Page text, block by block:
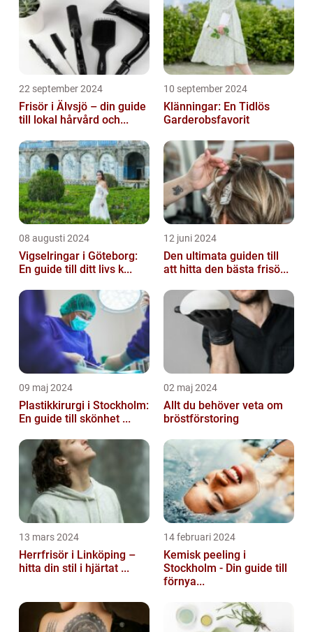
22 september 2024
Frisör i Älvsjö – din guide
till lokal hårvård och...
10 september 2024
Klänningar: En Tidlös
Garderobsfavorit
08 augusti 2024
Vigselringar i Göteborg:
En guide till ditt livs k...
12 juni 2024
Den ultimata guiden till
att hitta den bästa frisö...
09 maj 2024
Plastikkirurgi i Stockholm:
En guide till skönhet ...
02 maj 2024
Allt du behöver veta om
bröstförstoring
13 mars 2024
Herrfrisör i Linköping –
hitta din stil i hjärtat ...
14 februari 2024
Kemisk peeling i
Stockholm - Din guide till
förnya...